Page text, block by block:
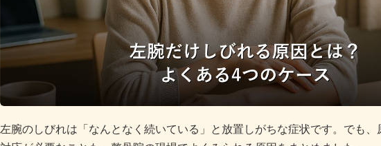
左腕のしびれは「なんとなく続いている」と放置しがちな症状です。でも